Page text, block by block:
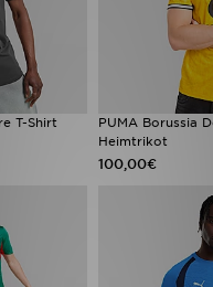
T-Shirt
PUMA Borussia
Heimtrikot
100,00€